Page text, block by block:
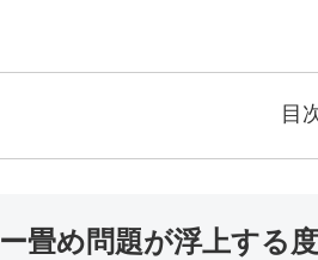
目
畳め問題が浮上する